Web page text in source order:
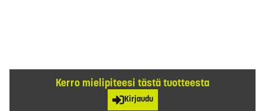
Kerro mielipiteesi tästä tuotteesta
Kirjaudu